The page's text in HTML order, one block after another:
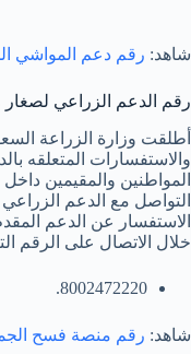
شاهد: رقم دعم المواشي
رقم الدعم الزراعي
أطلقت وزارة الزراعة
والاستفسارات المتعلقه
المواطنين والمقيمين
التواصل مع الدعم
الاستفسار عن الدعم
خلال الاتصال على الرقم
8002472220.
شاهد: رقم منصة فسح